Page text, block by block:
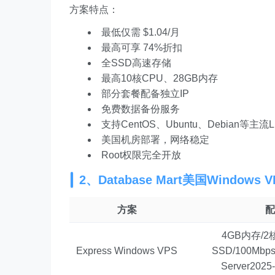
方案特点：
最低仅需 $1.04/月
最高可享 74%折扣
全SSD高速存储
最高10核CPU、28GB内存
部分套餐配备独立IP
免费数据备份服务
支持CentOS、Ubuntu、Debian等主流
美国机房部署，网络稳定
Root权限完全开放
2、Database Mart美国Windows
方案
Express Windows VPS
4GB内存/2
SSD/